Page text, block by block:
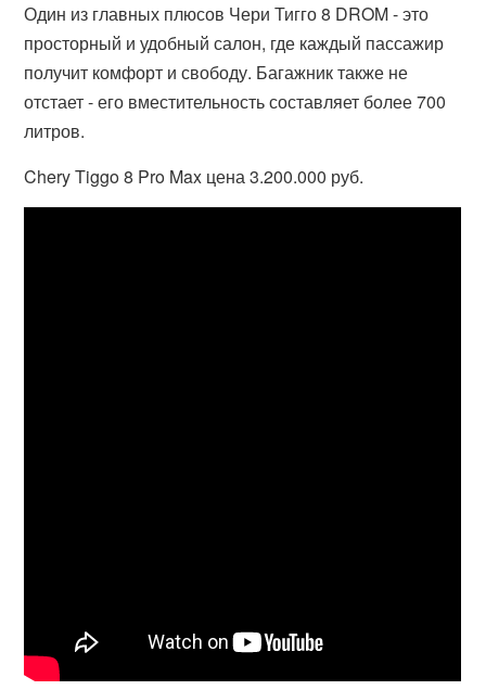
Один из главных плюсов Чери Тигго 8 DROM - это
просторный и удобный салон, где каждый пассажир
получит комфорт и свободу. Багажник также не
отстает - его вместительность составляет более 700
литров.
Chery Tiggo 8 Pro Max цена 3.200.000 руб.